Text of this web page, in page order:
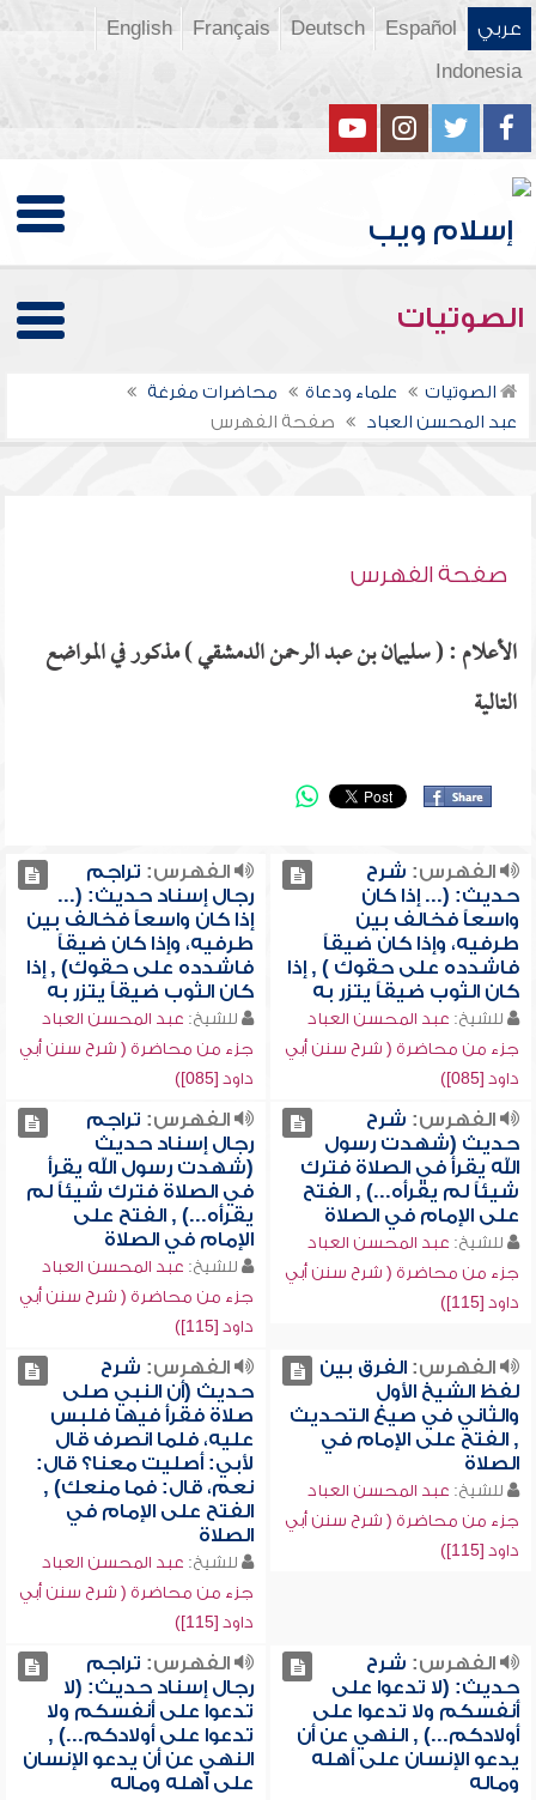
عربي Español
Deutsch
Français
English
Indonesia
الصوتيات
الصوتيات علماء ودعاة
محاضرات مفرغة
عبد المحسن العباد
صفحة الفهرس
صفحة الفهرس
الأعلام : ( سليمان بن عبد الرحمن الدمشقي ) مذكور في المواضع
التالية
الفهرس: شرح
حديث: (... إذا كان
واسعاً فخالف بين
طرفيه، وإذا كان ضيقاً
فاشدده على حقوك ) , إذا
كان الثوب ضيقاً يتزر به
للشيخ: عبد المحسن العباد
جزء من محاضرة ( شرح سنن أبي
داود [085])
الفهرس: تراجم
رجال إسناد حديث: (...
إذا كان واسعاً فخالف بين
طرفيه، وإذا كان ضيقاً
فاشدده على حقوك) , إذا
كان الثوب ضيقاً يتزر به
للشيخ: عبد المحسن العباد
جزء من محاضرة ( شرح سنن أبي
داود [085])
الفهرس: شرح
حديث (شهدت رسول
الله يقرأ في الصلاة فترك
شيئاً لم يقرأه...) , الفتح
على الإمام في الصلاة
للشيخ: عبد المحسن العباد
جزء من محاضرة ( شرح سنن أبي
داود [115])
الفهرس: تراجم
رجال إسناد حديث
(شهدت رسول الله يقرأ
في الصلاة فترك شيئاً لم
يقرأه...) , الفتح على
الإمام في الصلاة
للشيخ: عبد المحسن العباد
جزء من محاضرة ( شرح سنن أبي
داود [115])
الفهرس:الفرق بين
لفظ الشيخ الأول
والثاني في صيغ التحديث
, الفتح على الإمام في
الصلاة
للشيخ: عبد المحسن العباد
جزء من محاضرة ( شرح سنن أبي
داود [115])
الفهرس: شرح
حديث (أن النبي صلى
صلاة فقرأ فيها فلبس
عليه، فلما انصرف قال
لأبي: أصليت معنا؟ قال:
نعم، قال: فما منعك) ,
الفتح على الإمام في
الصلاة
للشيخ: عبد المحسن العباد
جزء من محاضرة ( شرح سنن أبي
داود [115])
الفهرس: شرح
حديث: (لا تدعوا على
أنفسكم ولا تدعوا على
أولادكم...) , النهي عن أن
يدعو الإنسان على أهله
وماله
الفهرس: تراجم
رجال إسناد حديث: (لا
تدعوا على أنفسكم ولا
تدعوا على أولادكم...) ,
النهي عن أن يدعو الإنسان
على أهله وماله